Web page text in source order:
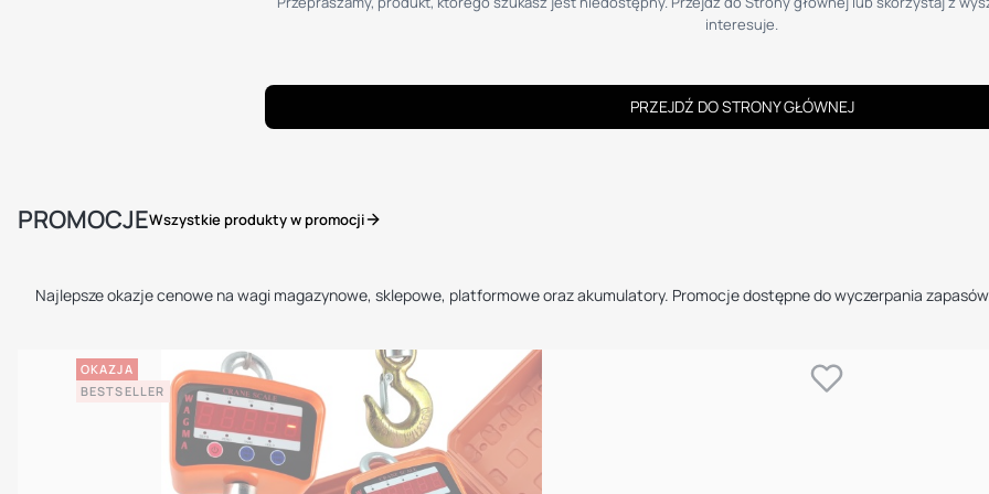
interesuje.
PRZEJDŹ DO STRONY GŁÓWNEJ
PROMOCJEWszystkie produkty w promocji
Najlepsze okazje cenowe na wagi magazynowe, sklepowe, platformowe oraz akumulatory. Promocje dostępne do wyczerpania
OKAZJA
BESTSELLER